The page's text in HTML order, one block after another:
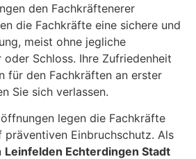
den Fachkräftenerer
die Fachkräfte eine sichere und
meist ohne jegliche
oder Schloss. Ihre Zufriedenheit
für den Fachkräften an erster
Sie sich verlassen.
legen die Fachkräfte
präventiven Einbruchschutz. Als
Leinfelden Echterdingen Stadt